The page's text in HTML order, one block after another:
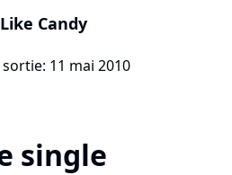
Candy
11 mai 2010
single